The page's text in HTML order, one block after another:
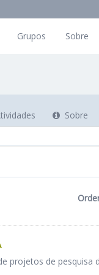
Grupos Sobre
Sobre
projetos de pesquisa